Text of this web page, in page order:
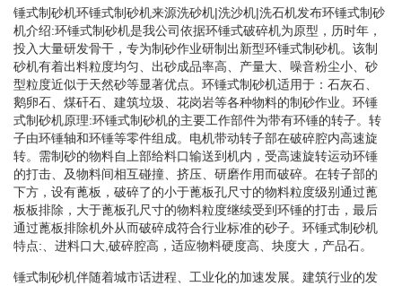
锤式制砂机环锤式制砂机来源洗砂机|洗沙机|洗石机发布环锤式制砂
机介绍:环锤式制砂机是我公司依据环锤式破碎机为原型，历时年，
投入大量研发骨干，专为制砂作业研制出新型环锤式制砂机。该制
砂机有着出料粒度均匀、出砂成品率高、产量大、噪音粉尘小、砂
型粒度近似于天然砂等显著优点。环锤式制砂机适用于：石灰石、
鹅卵石、煤矸石、建筑垃圾、花岗岩等各种物料的制砂作业。环锤
式制砂机原理:环锤式制砂机的主要工作部件为带有环锤的转子。转
子由环锤轴和环锤等零件组成。电机带动转子部在破碎腔内高速旋
转。需制砂的物料自上部给料口输送到机内，受高速旋转运动环锤
的打击、及物料间相互碰撞、挤压、研磨作用而破碎。在转子部的
下方，设有蓖板，破碎了的小于蓖板孔尺寸的物料粒度级别通过蓖
板板排除，大于蓖板孔尺寸的物料粒度继续受到环锤的打击，最后
通过蓖板排除机外从而破碎成符合行业标准的砂子。环锤式制砂机
特点:、进料口大,破碎腔高，适应物料硬度高、块度大，产品石。
锤式制砂机伴随着城市话进程、工业化的加速发展。建筑行业的发